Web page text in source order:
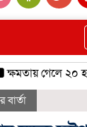
গেলে ২০
বার্তা